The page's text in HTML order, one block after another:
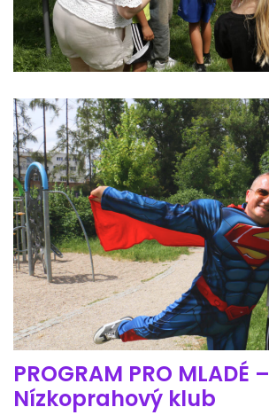
PROGRAM PRO MLADÉ –
Nízkoprahový klub